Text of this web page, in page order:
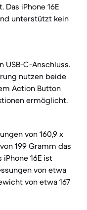
iPhone 16E
unterstützt kein
USB-C-Anschluss.
nutzen beide
Action Button
ermöglicht.
von 160,9 x
199 Gramm das
16E ist
von etwa
von etwa 167